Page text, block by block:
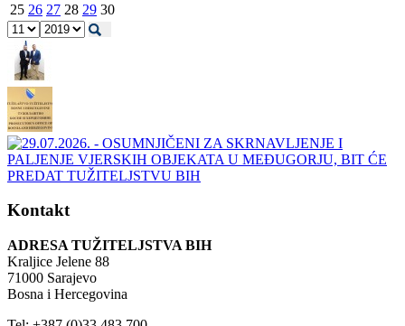
25 26 27 28 29 30
Kontakt
ADRESA TUŽITELJSTVA BIH
Kraljice Jelene 88
71000 Sarajevo
Bosna i Hercegovina